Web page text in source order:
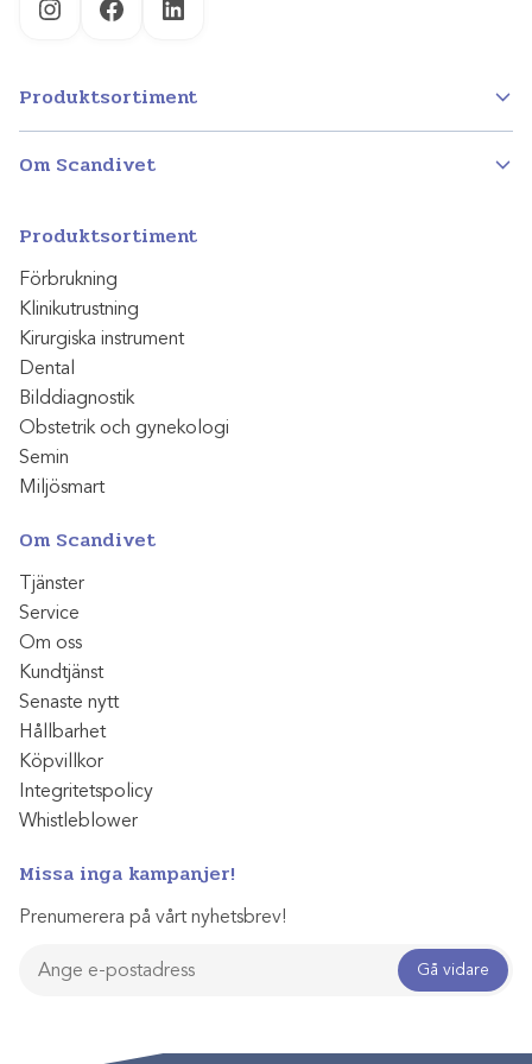
InstagramFacebookLinkedIn
Produktsortiment
Om Scandivet
Produktsortiment
Förbrukning
Klinikutrustning
Kirurgiska instrument
Dental
Bilddiagnostik
Obstetrik och gynekologi
Semin
Miljösmart
Om Scandivet
Tjänster
Service
Om oss
Kundtjänst
Senaste nytt
Hållbarhet
Köpvillkor
Integritetspolicy
Whistleblower
Missa inga kampanjer!
Prenumerera på vårt nyhetsbrev!
Gå vidare